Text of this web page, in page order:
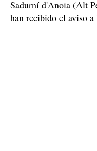
Sadurní d'Anoia (Alt
han recibido el aviso a